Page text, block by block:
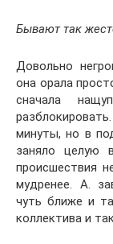
Бывают так
Довольно
она орала
сначала
минуты, но в
заняло целую
происшествия
мудренее. А.
чуть ближе и
коллектива и